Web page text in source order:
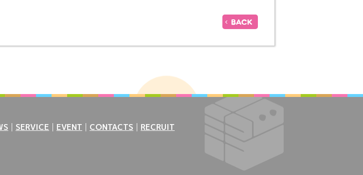
BACK
SERVICE EVENT CONTACTS RECRUIT